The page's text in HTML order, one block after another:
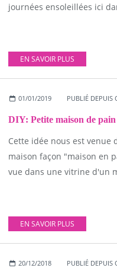
journées ensoleillées ici
EN SAVOIR PLUS
,NOËL
01/01/2019 PUBLIÉ DEPUIS
DIY: Petite maison de pain
Cette idée nous est venue
maison façon "maison en
vue dans une vitrine d'un
EN SAVOIR PLUS
,NOËL
20/12/2018 PUBLIÉ DEPUIS